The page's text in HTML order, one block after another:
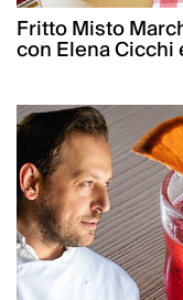
Fritto Misto
con Elena